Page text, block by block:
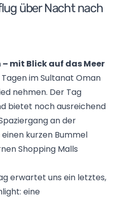
über Nacht nach
mit Blick auf das Meer
im Sultanat Oman
nehmen. Der Tag
bietet noch ausreichend
an der
kurzen Bummel
Shopping Malls
erwartet uns ein letztes,
eine